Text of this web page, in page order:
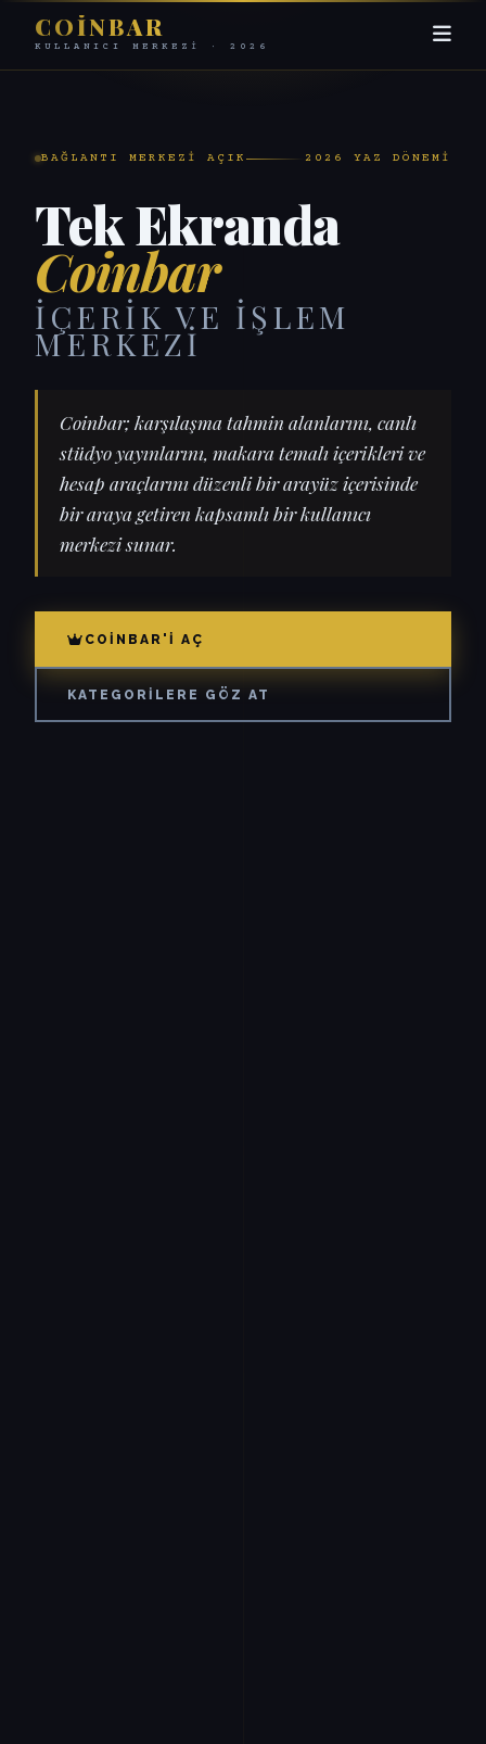
COINBAR
KULLANICI MERKEZI · 2026
BAĞLANTI MERKEZI AÇIK 2026 YAZ DÖNEMI
Tek Ekranda
Coinbar
İÇERIK VE İŞLEM
MERKEZI
Coinbar; karşılaşma tahmin alanlarını, canlı
stüdyo yayınlarını, makara temalı içerikleri ve
hesap araçlarını düzenli bir arayüz içerisinde
bir araya getiren kapsamlı bir kullanıcı
merkezi sunar.
COINBAR'I AÇ
KATEGORILERE GÖZ AT